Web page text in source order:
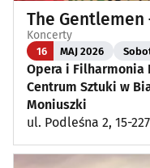
The Gentlemen
Koncerty
16 MAJ 2026
Opera i
Centrum Sztuki w
Moniuszki
ul. Podleśna 2, 15-